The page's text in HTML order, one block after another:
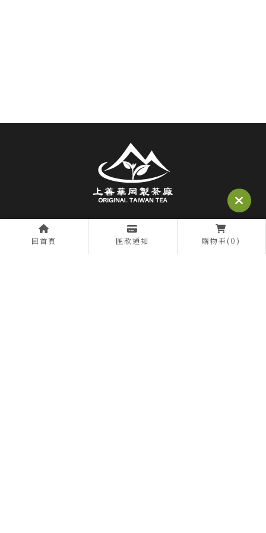
回首頁 匯款通知 購物車(0)
@295jfvwg
0963773969